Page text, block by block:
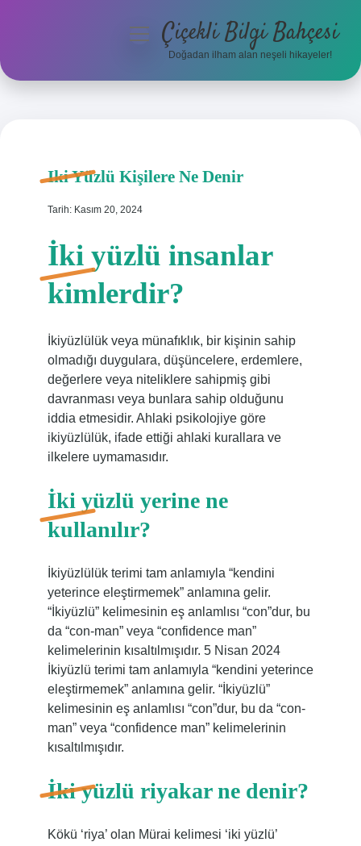
Anasayfa
menüyüÇiçekli Bilgi Bahçesi
Doğadan ilham alan neşeli hikayeler!
Iki Yüzlü Kişilere Ne Denir
Tarih: Kasım 20, 2024
İki yüzlü insanlar
kimlerdir?
İkiyüzlülük veya münafıklık, bir kişinin sahip
olmadığı duygulara, düşüncelere, erdemlere,
değerlere veya niteliklere sahipmiş gibi
davranması veya bunlara sahip olduğunu
iddia etmesidir. Ahlaki psikolojiye göre
ikiyüzlülük, ifade ettiği ahlaki kurallara ve
ilkelere uymamasıdır.
İki yüzlü yerine ne
kullanılır?
İkiyüzlülük terimi tam anlamıyla “kendini
yeterince eleştirmemek” anlamına gelir.
“İkiyüzlü” kelimesinin eş anlamlısı “con”dur, bu
da “con-man” veya “confidence man”
kelimelerinin kısaltılmışıdır. 5 Nisan 2024
İkiyüzlü terimi tam anlamıyla “kendini yeterince
eleştirmemek” anlamına gelir. “İkiyüzlü”
kelimesinin eş anlamlısı “con”dur, bu da “con-
man” veya “confidence man” kelimelerinin
kısaltılmışıdır.
İki yüzlü riyakar ne denir?
Kökü ‘riya’ olan Mürai kelimesi ‘iki yüzlü’